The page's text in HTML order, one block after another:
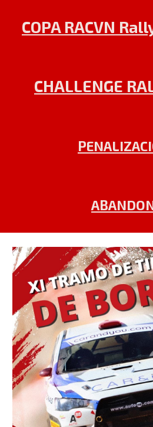
COPA RACVN
CHALLENGE